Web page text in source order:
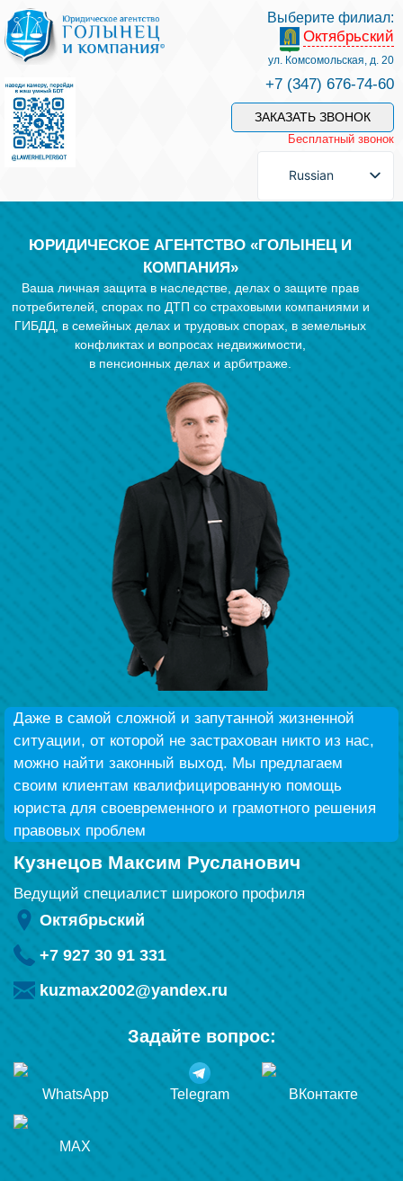
Услуги и наши специалисты
Оплата услуг
Задать вопрос
Отзывы
Полезные статьи
Видео о нас
Выберите филиал:
Октябрьский
ул. Комсомольская, д. 20
+7 (347) 676-74-60
ЗАКАЗАТЬ ЗВОНОК
Бесплатный звонок
Russian
ЮРИДИЧЕСКОЕ АГЕНТСТВО «ГОЛЫНЕЦ И
КОМПАНИЯ»
Ваша личная защита в наследстве, делах о защите прав
потребителей, спорах по ДТП со страховыми компаниями и
ГИБДД, в семейных делах и трудовых спорах, в земельных
конфликтах и вопросах недвижимости,
в пенсионных делах и арбитраже.
Даже в самой сложной и запутанной жизненной
ситуации, от которой не застрахован никто из нас,
можно найти законный выход. Мы предлагаем
своим клиентам квалифицированную помощь
юриста для своевременного и грамотного решения
правовых проблем
Кузнецов Максим Русланович
Ведущий специалист широкого профиля
Октябрьский
+7 927 30 91 331
kuzmax2002@yandex.ru
Задайте вопрос:
WhatsApp Telegram ВКонтакте
MAX